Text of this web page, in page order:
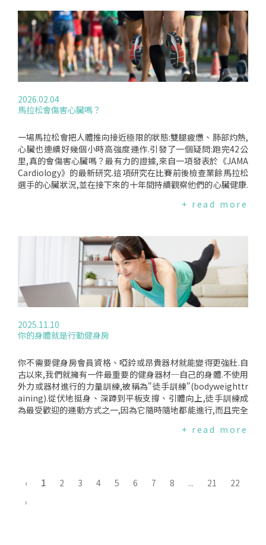
調固定模式.專家也指出,近年強調女性重訓的重要性,某種程度
上與過去社會文化長期將"瘦"視為女性理想身材有關.過去女性
經常被告知,重量訓練會讓身體"過於壯碩",導致許多人長期忽略
肌力訓練的重要性.因此,近年女性健身觀念逐漸從"減重與變
瘦",轉向"增加力量與功能性",也讓越來越多女性開始接觸重訓.
不過,多位專家仍強調,目前並無足夠證據支持女性40歲後應全面
性的規則,更重要的仍是找到可長期持續、符合個人目標與生活
型態的運動方式.編譯來源:TheGuardian(2026.05.07)、British
員是否比順性別女性運動員具有身體優勢的問題,歸根結底在於
了解青春期之前和期間器官生長和功能方面發生的不可逆轉的
性別差異,以及任何可能影響相關組織功能的持續性非荷爾蒙差
異.這方面的證據相互矛盾,而且會因變性時間和方式的不同而有
所差異.一些研究表明,在各項體能指標上存在顯著差異,而另一
些研究則沒有發現這種差異.一般認為,跨性別女性平均而言四肢
別女性相似.我們沒有關於跨性別女性運動員基因活性的數據,因
此有些問題我們無法回答.她們肌肉細胞中的2100個基因是否會
的心臟和腎臟功能？缺少第二個X染色體是否會改善她們的脂肪
和能量代謝？公平競爭的環境在哪裡？那麼,國際奧委會對跨性
別運動員的禁令該何去何從？我們需要更多數據嗎？我們需要
改變我們的想法嗎？我們預期更多的數據會證實,經歷過男性青
春期的跨性別女性,平均而言,在器官大小和功能方面確實具有一
使變性發生在青春期之前,早期胚胎中出現的非荷爾蒙效應也可
需比其他人快0.01秒就能贏得獎牌.與許多試圖規範人類行為的
嘗試一樣,這項禁令也因人類行為的差異性而失敗.更複雜的是,
即使是順性別運動員,在那些決定他們運動表現的特質方面,也存
在著巨大的生理差異.例如,雄激素的差異已經引發了關於禁止高
雄激素血症女性參賽以及強制規定激素指數標準的呼聲.這有點
荒謬—難道我們要禁止身材特別高挑的女性打籃球嗎？參與體
別女性的生命.因此,討論其他方案—例如與奧運會同期舉行的公
開比賽,或者基於性別以外的因素的分類—仍然至關重要.但或許
英運動員在許多身體和生理指標上可能都遠遠超過常人.這對我
們其他人公平嗎？編譯來源:TheConversation(2026.04.02)
動睪丸的發育及其雄性激素(睪固酮及其衍生物)的產生,從而驅
動男性發育.SRY基因位於Y染色體上.男性有一條X染色體和一條
Y染色體,而女性有兩條X染色體.幾十年來,性別鑑定方法從解剖
學檢查發展到使用顯微鏡檢測女性的第二條X染色體或男性的Y
染色體.但檢測速度緩慢,而且常誤診患有性染色體變異的運動員.
因此,人們研發出了一種可以直接檢測SRY基因的測試方法.國際
想像的那麼簡單.SRY基因會活化一個由數十個基因組成的網絡,
這些基因會促進睪丸發育或抑制卵巢形成.這些基因中任何一個
男孩.事實上,共同發現SRY基因的科學家曾警告說,這種測試會誤
診有變異性基因和染色體的運動員.例如,有些女性的SRY基因處
於非活性狀態,無法誘導睪丸發育.另一些女性則擁有典型的SRY
基因,睪丸也能產生雄性激素,但她們體內活化雄性激素的分子處
於非活性狀態,因此她們的身體無法利用雄性激素.SRY基因檢測
性擁有兩條X染色體,但缺乏SRY基因,卻攜帶其他能彌補SRY缺陷
heConversation(2026.04.02)、IOC(2026.03.26)
2026.02.04
馬拉松會傷害心臟嗎？
一場馬拉松會把人體推向接近極限的狀態:雙腿疲憊、肺部灼熱,
心臟也連續好幾個小時高強度運作.引發了一個疑問:跑完42公
里,真的會傷害心臟嗎？最有力的證據,來自一項發表於《JAMA
Cardiology》的最新研究.這項研究在比賽前後檢查業餘馬拉松
選手的心臟狀況,並在接下來的十年間持續觀察他們的心臟健康.
短期內出現收縮能力下降的情況,但通常在幾天內就能恢復.更重
來自耐力運動後的血液檢查結果.許多跑者在完成馬拉松後,血液
中一種名為"肌鈣蛋白(troponin)"的物質會上升.當心肌細胞承
受壓力時,肌鈣蛋白就會被釋放到血液中.在臨床上,醫師通常透
過肌鈣蛋白濃度來協助診斷心肌梗塞.因此,賽後看到這個指標上
升,確實令人擔心,甚至很難判斷是否為醫療緊急狀況.肌鈣蛋白
數值造成誤導然而,判讀數據必須考量具體狀況.在醫院裡,肌鈣
長時間耐力運動後的跑者,即使沒有動脈阻塞、心肌梗塞或永久
性心臟損傷的跡象,肌鈣蛋白仍可能上升.肌鈣蛋白的上升反映的
心臟的右側特別容易受到影響.右心室負責將血液送往肺部,而在
長時間運動下,肺部的血流壓力會明顯上升.多項研究指出,長跑
結束後,右心室會暫時性擴大、效率下降,但之後會恢復正常.這
項最新研究所帶來的關鍵資訊是,這些反覆出現的短期壓力,並不
必然會在多數業餘跑者身上造成長期傷害.即使持續跑馬拉松長
可能會暴露潛藏的心臟疾病這並不表示耐力跑步完全沒有風險.
引起的肌鈣蛋白上升,而是未被辨識出的潛在冠狀動脈疾病.這個
能僅因當事人"很健康、常運動"就忽略.對於有症狀的人而言,肌
+ read more
2025.11.10
你的身體就是行動健身房
你不需要健身房會員資格、啞鈴或昂貴器材就能變得更強壯.自
古以來,我們就擁有一件最重要的健身器材─自己的身體.不使用
外力或器材進行的力量訓練,被稱為"徒手訓練"(bodyweighttr
aining).從伏地挺身、深蹲到平板支撐、引體向上,徒手訓練成
為最受歡迎的運動方式之一,因為它隨時隨地都能進行,而且完全
訓練？徒手訓練指的是利用自己身體的重量作為阻力,而非外部
應用於任何肌群,通常可依動作類型或身體部位分類:*上半身:伏
核心:仰臥起坐、平板支撐、登山者式*全身:波比跳、熊爬、跳
+ read more
‹ 1 2 3 4 5 6 7 8 ... 21
22
›